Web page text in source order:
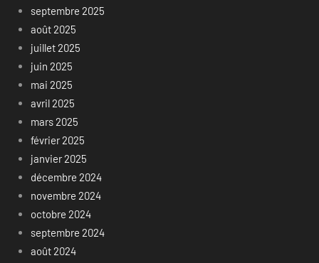
septembre 2025
août 2025
juillet 2025
juin 2025
mai 2025
avril 2025
mars 2025
février 2025
janvier 2025
décembre 2024
novembre 2024
octobre 2024
septembre 2024
août 2024